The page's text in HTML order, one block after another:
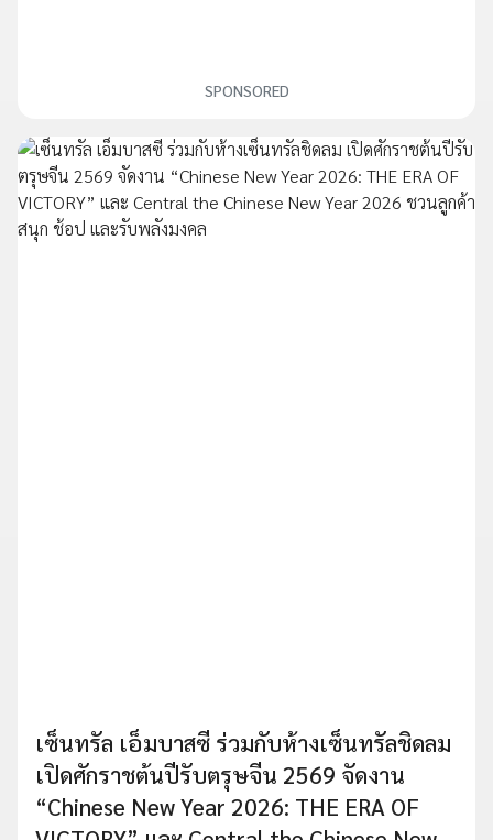
SPONSORED
เซ็นทรัล เอ็มบาสซี ร่วมกับห้างเซ็นทรัลชิดลม
เปิดศักราชต้นปีรับตรุษจีน 2569 จัดงาน
“Chinese New Year 2026: THE ERA OF